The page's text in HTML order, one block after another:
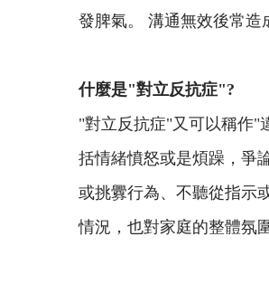
發脾氣。 溝通無效後常造
什麼是"對立反抗症"?
"對立反抗症"又可以稱作"
括情緒憤怒或是煩躁，爭
或挑釁行為、不聽從指示
情況，也對家庭的整體氛